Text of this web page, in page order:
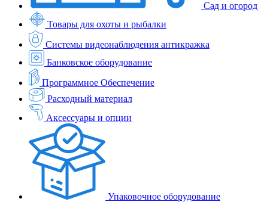
Сад и огород
Товары для охоты и рыбалки
Системы видеонаблюдения антикражка
Банковское оборудование
Программное Обеспечение
Расходный материал
Аксессуары и опции
Упаковочное оборудование